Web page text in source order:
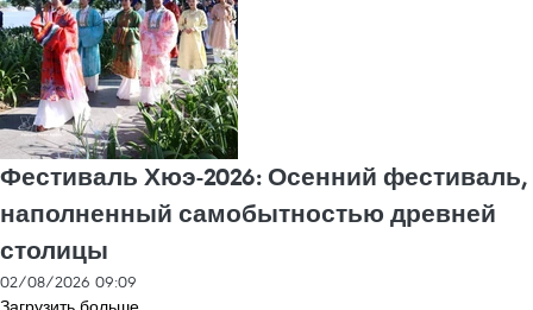
Фестиваль Хюэ-2026: Осенний фестиваль,
наполненный самобытностью древней
столицы
02/08/2026 09:09